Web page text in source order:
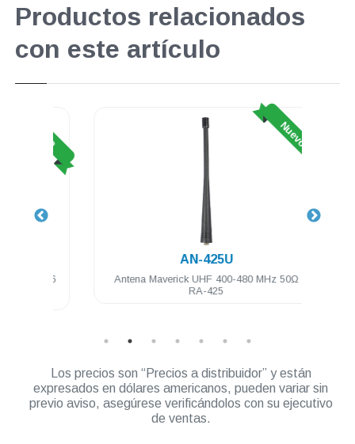
Productos relacionados
con este artículo
Nuevo
AN-425U
Antena Maverick UHF 400-480 MHz 50Ω
RA-425
Los precios son “Precios a distribuidor” y están
expresados en dólares americanos, pueden variar sin
previo aviso, asegúrese verificándolos con su ejecutivo
de ventas.